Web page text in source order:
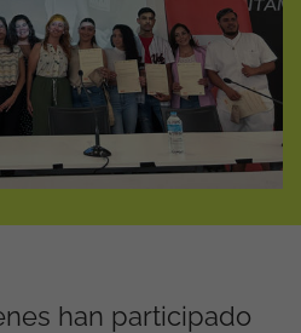
han participado